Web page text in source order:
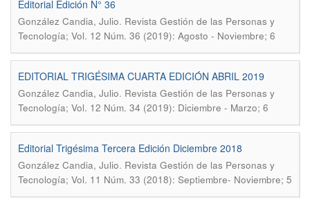
Editorial Edición N° 36
González Candia, Julio. Revista Gestión de las Personas y
Tecnología; Vol. 12 Núm. 36 (2019): Agosto - Noviembre; 6
EDITORIAL TRIGÉSIMA CUARTA EDICIÓN ABRIL 2019
González Candia, Julio. Revista Gestión de las Personas y
Tecnología; Vol. 12 Núm. 34 (2019): Diciembre - Marzo; 6
Editorial Trigésima Tercera Edición Diciembre 2018
González Candia, Julio. Revista Gestión de las Personas y
Tecnología; Vol. 11 Núm. 33 (2018): Septiembre- Noviembre; 5